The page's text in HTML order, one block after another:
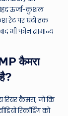
बेहद ऊर्जा-कुशल
रेट पर घंटों तक
भी फोन सामान्य
कैमरा
कैमरा, जो कि
रिकॉर्डिंग को